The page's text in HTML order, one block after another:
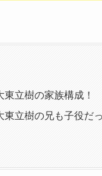
東立樹の家族構成！
東立樹の兄も子役だ